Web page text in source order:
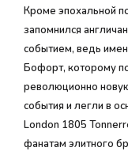
Кроме эпохальной
запомнился
событием, ведь
Бофорт, которому
революционно
события и легли в
London 1805
фанатам элитного